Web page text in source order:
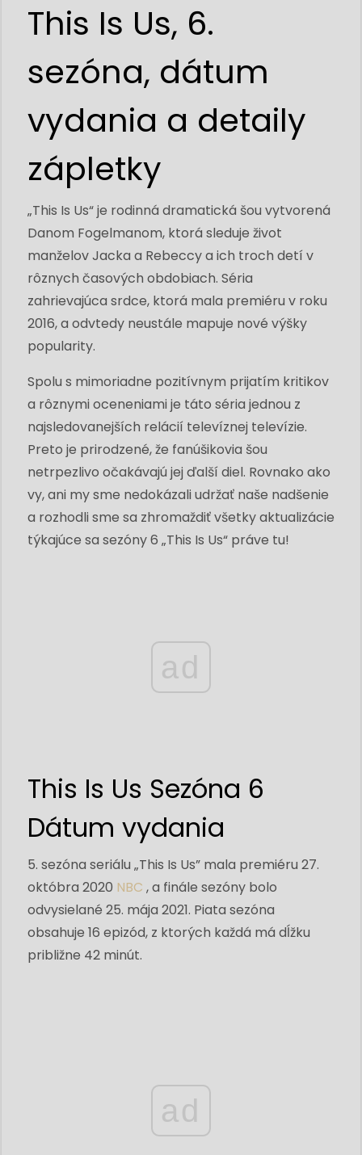
This Is Us, 6.
sezóna, dátum
vydania a detaily
zápletky
„This Is Us“ je rodinná dramatická šou vytvorená
Danom Fogelmanom, ktorá sleduje život
manželov Jacka a Rebeccy a ich troch detí v
rôznych časových obdobiach. Séria
zahrievajúca srdce, ktorá mala premiéru v roku
2016, a odvtedy neustále mapuje nové výšky
popularity.
Spolu s mimoriadne pozitívnym prijatím kritikov
a rôznymi oceneniami je táto séria jednou z
najsledovanejších relácií televíznej televízie.
Preto je prirodzené, že fanúšikovia šou
netrpezlivo očakávajú jej ďalší diel. Rovnako ako
vy, ani my sme nedokázali udržať naše nadšenie
a rozhodli sme sa zhromaždiť všetky aktualizácie
týkajúce sa sezóny 6 „This Is Us“ práve tu!
ad
This Is Us Sezóna 6
Dátum vydania
5. sezóna seriálu „This Is Us” mala premiéru 27.
októbra 2020 NBC , a finále sezóny bolo
odvysielané 25. mája 2021. Piata sezóna
obsahuje 16 epizód, z ktorých každá má dĺžku
približne 42 minút.
ad